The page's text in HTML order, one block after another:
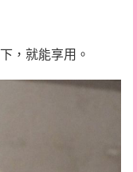
，就能享用。